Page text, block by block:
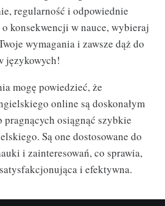
regularność i odpowiednie
konsekwencji w nauce, wybieraj
wymagania i zawsze dąż do
językowych!
mogę powiedzieć, że
online są doskonałym
osiągnąć szybkie
Są one dostosowane do
i zainteresowań, co sprawia,
i efektywna.